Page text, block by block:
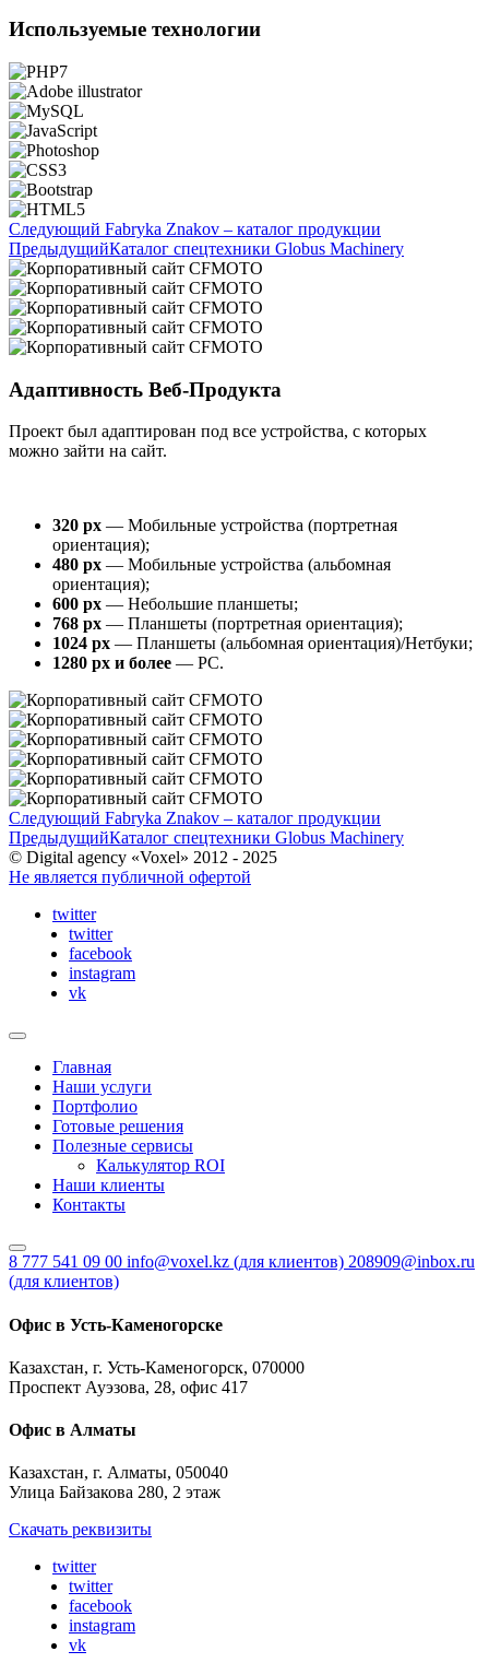
Используемые технологии
Следующий Fabryka Znakov – каталог продукции
ПредыдущийКаталог спецтехники Globus Machinery
Адаптивность Веб-Продукта
Проект был адаптирован под все устройства, с которых
можно зайти на сайт.
320 px — Мобильные устройства (портретная
ориентация);
480 px — Мобильные устройства (альбомная
ориентация);
600 px — Небольшие планшеты;
768 px — Планшеты (портретная ориентация);
1024 px — Планшеты (альбомная ориентация)/Нетбуки;
1280 px и более — PC.
Следующий Fabryka Znakov – каталог продукции
ПредыдущийКаталог спецтехники Globus Machinery
© Digital agency «Voxel» 2012 - 2025
Не является публичной офертой
twitter
twitter
facebook
instagram
vk
Главная
Наши услуги
Портфолио
Готовые решения
Полезные сервисы
Калькулятор ROI
Наши клиенты
Контакты
8 777 541 09 00 info@voxel.kz (для клиентов) 208909@inbox.ru
(для клиентов)
Офис в Усть-Каменогорске
Казахстан, г. Усть-Каменогорск, 070000
Проспект Ауэзова, 28, офис 417
Офис в Алматы
Казахстан, г. Алматы, 050040
Улица Байзакова 280, 2 этаж
Скачать реквизиты
twitter
twitter
facebook
instagram
vk